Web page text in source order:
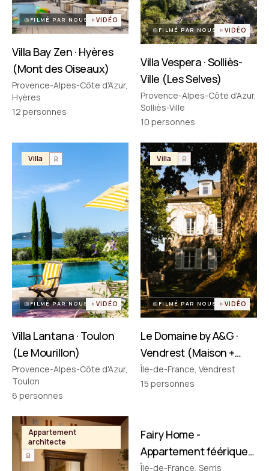
FILMÉ PAR NOUS VIDÉO
Villa Bay Zen · Hyères
(Mont des Oiseaux)
Provence-Alpes-Côte d'Azur,
Hyères
12 personnes
FILMÉ PAR NOUS VIDÉO
Villa Vespera · Solliès-
Ville (Les Selves)
Provence-Alpes-Côte d'Azur,
Solliès-Ville
10 personnes
Villa
FILMÉ PAR NOUS VIDÉO
Villa Lantana · Toulon
(Le Mourillon)
Provence-Alpes-Côte d'Azur,
Toulon
6 personnes
Villa
FILMÉ PAR NOUS VIDÉO
Le Domaine by A&G ·
Vendrest (Maison +
Pavillon)
Île-de-France, Vendrest
15 personnes
Appartement
architecte
Appartement
thématique
Fairy Home -
Appartement féérique
• Disney à 10 min !
Île-de-France, Serris